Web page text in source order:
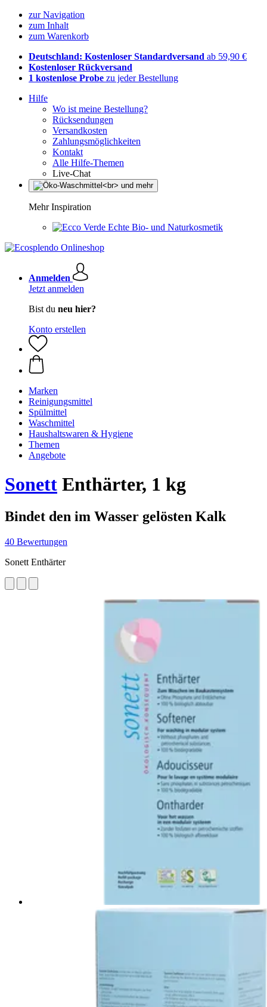
zur Navigation
zum Inhalt
zum Warenkorb
Deutschland: Kostenloser Standardversand ab 59,90 €
Kostenloser Rückversand
1 kostenlose Probe zu jeder Bestellung
Hilfe
Wo ist meine Bestellung?
Rücksendungen
Versandkosten
Zahlungsmöglichkeiten
Kontakt
Alle Hilfe-Themen
Live-Chat
Mehr Inspiration
Echte Bio- und Naturkosmetik
Anmelden
Jetzt anmelden
Bist du neu hier?
Konto erstellen
Marken
Reinigungsmittel
Spülmittel
Waschmittel
Haushaltswaren & Hygiene
Themen
Angebote
Sonett Enthärter, 1 kg
Bindet den im Wasser gelösten Kalk
40 Bewertungen
Sonett Enthärter